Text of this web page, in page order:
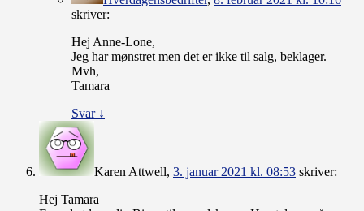
skriver:
Hej Anne-Lone,
Jeg har mønstret men det er ikke til salg, beklager.
Mvh,
Tamara
Svar ↓
Karen Attwell, 3. januar 2021 kl. 08:53 skriver:
Hej Tamara